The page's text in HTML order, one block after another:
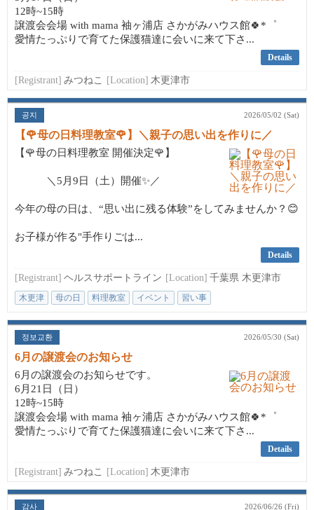
12時~15時
譲渡会会場 with mama 袖ヶ浦店 さかがみハウス館🍀*゜
愛情たっぷりで育てた保護猫達に会いに来て下さ...
Details
[Registrant] みつねこ [Location] 木更津市
공지 2026/05/02 (Sat)
【🌹母の日料理教室🌹】＼親子の思い出を作りに／
【🌹母の日料理教室 開催決定🌹】
＼5月9日（土）開催✨／
今年の母の日は、“思い出に残る体験”をしてみませんか？😊
お子様が作る"手作りごは...
Details
[Registrant] ヘルスサポートライン [Location] 千葉県 木更津市
木更津 母の日 料理教室 イベント 習い事
정보교환 2026/05/30 (Sat)
6月の譲渡会のお知らせ
6月の譲渡会のお知らせです。
6月21日（日）
12時~15時
譲渡会会場 with mama 袖ヶ浦店 さかがみハウス館🍀*゜
愛情たっぷりで育てた保護猫達に会いに来て下さ...
Details
[Registrant] みつねこ [Location] 木更津市
감사 2026/06/26 (Fri)